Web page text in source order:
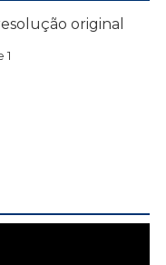
original
1